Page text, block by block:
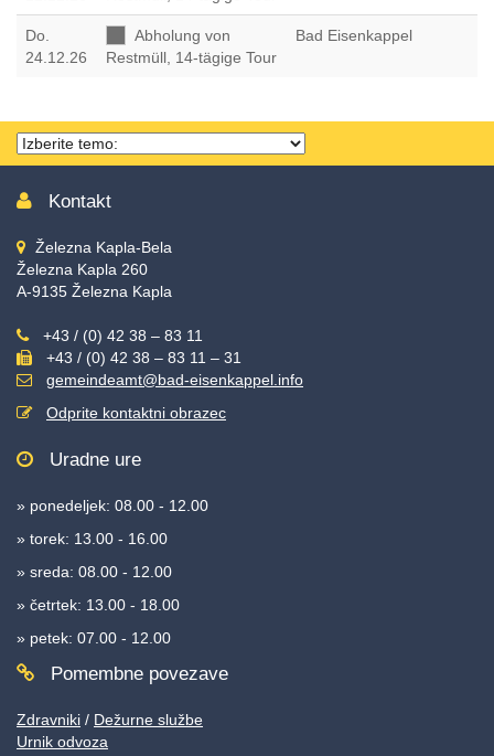
Do.
24.12.26
Abholung von
Restmüll, 14-tägige Tour
Bad Eisenkappel
Thema
wählen
Kontakt
Železna Kapla-Bela
Železna Kapla 260
A-9135 Železna Kapla
+43 / (0) 42 38 – 83 11
+43 / (0) 42 38 – 83 11 – 31
gemeindeamt@bad-eisenkappel.info
Odprite kontaktni obrazec
Uradne ure
» ponedeljek: 08.00 - 12.00
» torek: 13.00 - 16.00
» sreda: 08.00 - 12.00
» četrtek: 13.00 - 18.00
» petek: 07.00 - 12.00
Pomembne povezave
Zdravniki / Dežurne službe
Urnik odvoza